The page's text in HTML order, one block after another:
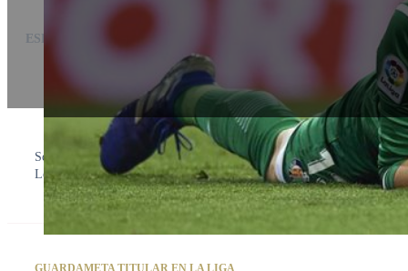
ESPAÑA
Sometido a la estricta disciplina técnica de preparación específica
League, y se ha consolidado como un indiscutible portero estrella de
GUARDAMETA TITULAR EN LA LIGA